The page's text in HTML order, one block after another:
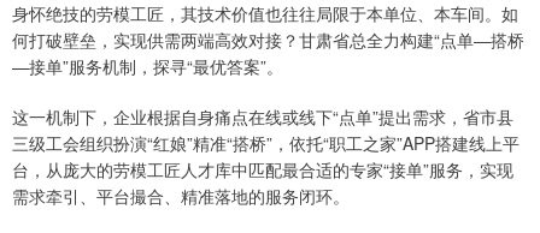
身怀绝技的劳模工匠，其技术价值也往往局限于本单位、本车间。如
何打破壁垒，实现供需两端高效对接？甘肃省总全力构建“点单—搭桥
—接单”服务机制，探寻“最优答案”。
这一机制下，企业根据自身痛点在线或线下“点单”提出需求，省市县
三级工会组织扮演“红娘”精准“搭桥”，依托“职工之家”APP搭建线上平
台，从庞大的劳模工匠人才库中匹配最合适的专家“接单”服务，实现
需求牵引、平台撮合、精准落地的服务闭环。